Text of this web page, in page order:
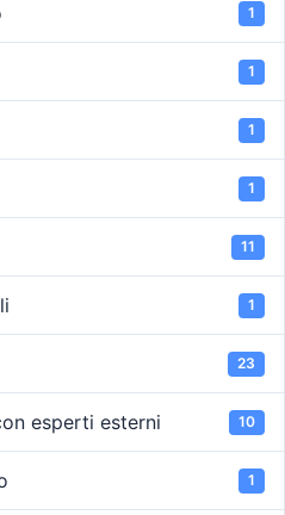
1
1
1
1
11
1
23
esperti esterni 10
1